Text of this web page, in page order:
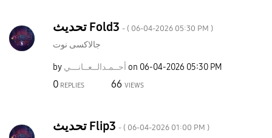
تحديث Fold3 - ( ‎06-04-2026 05:30 PM )
جالاكسى نوت
by أحــمـدالــعــانـــي on ‎06-04-2026 05:30 PM
0 REPLIES 66 VIEWS
تحديث Flip3 - ( ‎06-04-2026 01:00 PM )